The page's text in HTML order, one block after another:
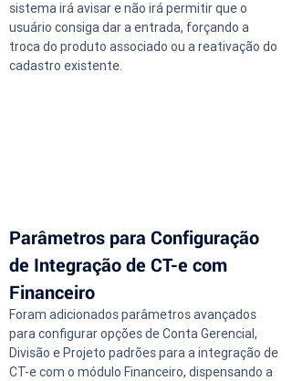
sistema irá avisar e não irá permitir que o
usuário consiga dar a entrada, forçando a
troca do produto associado ou a reativação do
cadastro existente.
Parâmetros para Configuração
de Integração de CT-e com
Financeiro
Foram adicionados parâmetros avançados
para configurar opções de Conta Gerencial,
Divisão e Projeto padrões para a integração de
CT-e com o módulo Financeiro, dispensando a